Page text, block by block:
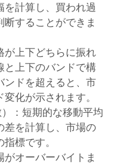
を計算し、買われ過
断することができま
が上下どちらに振れ
と上下のバンドで構
ンドを超えると、市
化が示されます。
：短期的な移動平均
差を計算し、市場の
標です。
がオーバーバイトま